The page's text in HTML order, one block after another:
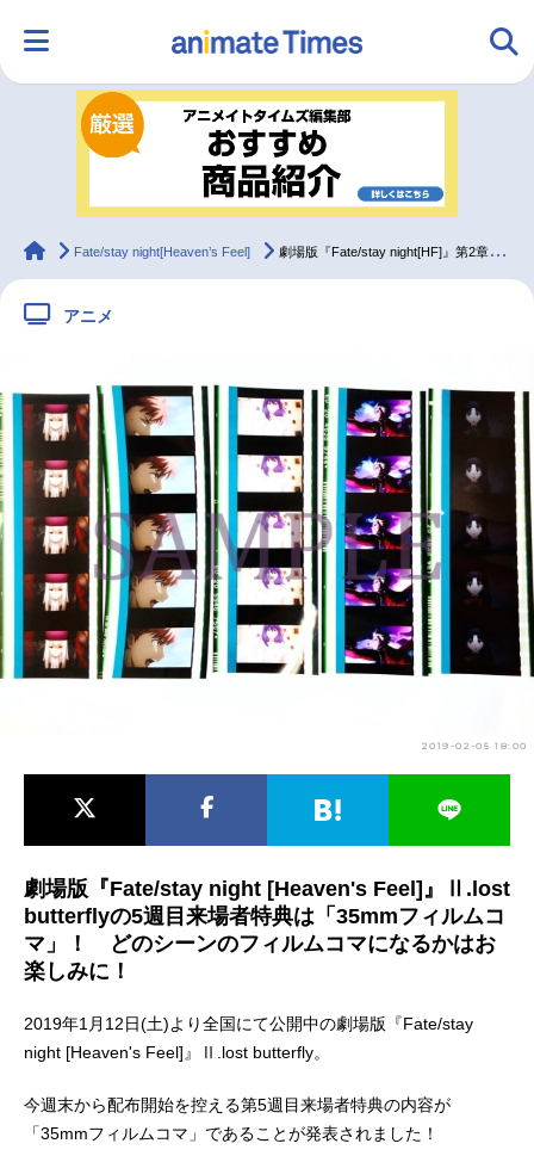
ランキング アニメ
ラジオ
2.5次元 配信・Vtuber トレンド 無料マンガ
最新記事一覧
アニメ記事一覧 声優記事一覧
アニメ映画一覧 実写化映画一覧
今期アニメ曜日別一覧
春アニメ 夏アニメ
animateTimes
Fate/stay night[Heaven’s Feel] 劇場版『Fate/stay night[HF]』第2章の5週目来場者特典は「35mmフィルムコマ」！
アニメ
2019-02-05 18:00
劇場版『Fate/stay night [Heaven's Feel]』Ⅱ.lost
butterflyの5週目来場者特典は「35mmフィルムコ
マ」！ どのシーンのフィルムコマになるかはお
楽しみに！
2019年1月12日(土)より全国にて公開中の劇場版『Fate/stay
night [Heaven's Feel]』Ⅱ.lost butterfly。
今週末から配布開始を控える第5週目来場者特典の内容が
「35mmフィルムコマ」であることが発表されました！